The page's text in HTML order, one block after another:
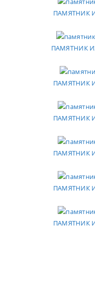
ПАМЯТНИК
ПАМЯТНИК
ПАМЯТНИК
ПАМЯТНИК
ПАМЯТНИК
ПАМЯТНИК
ПАМЯТНИК